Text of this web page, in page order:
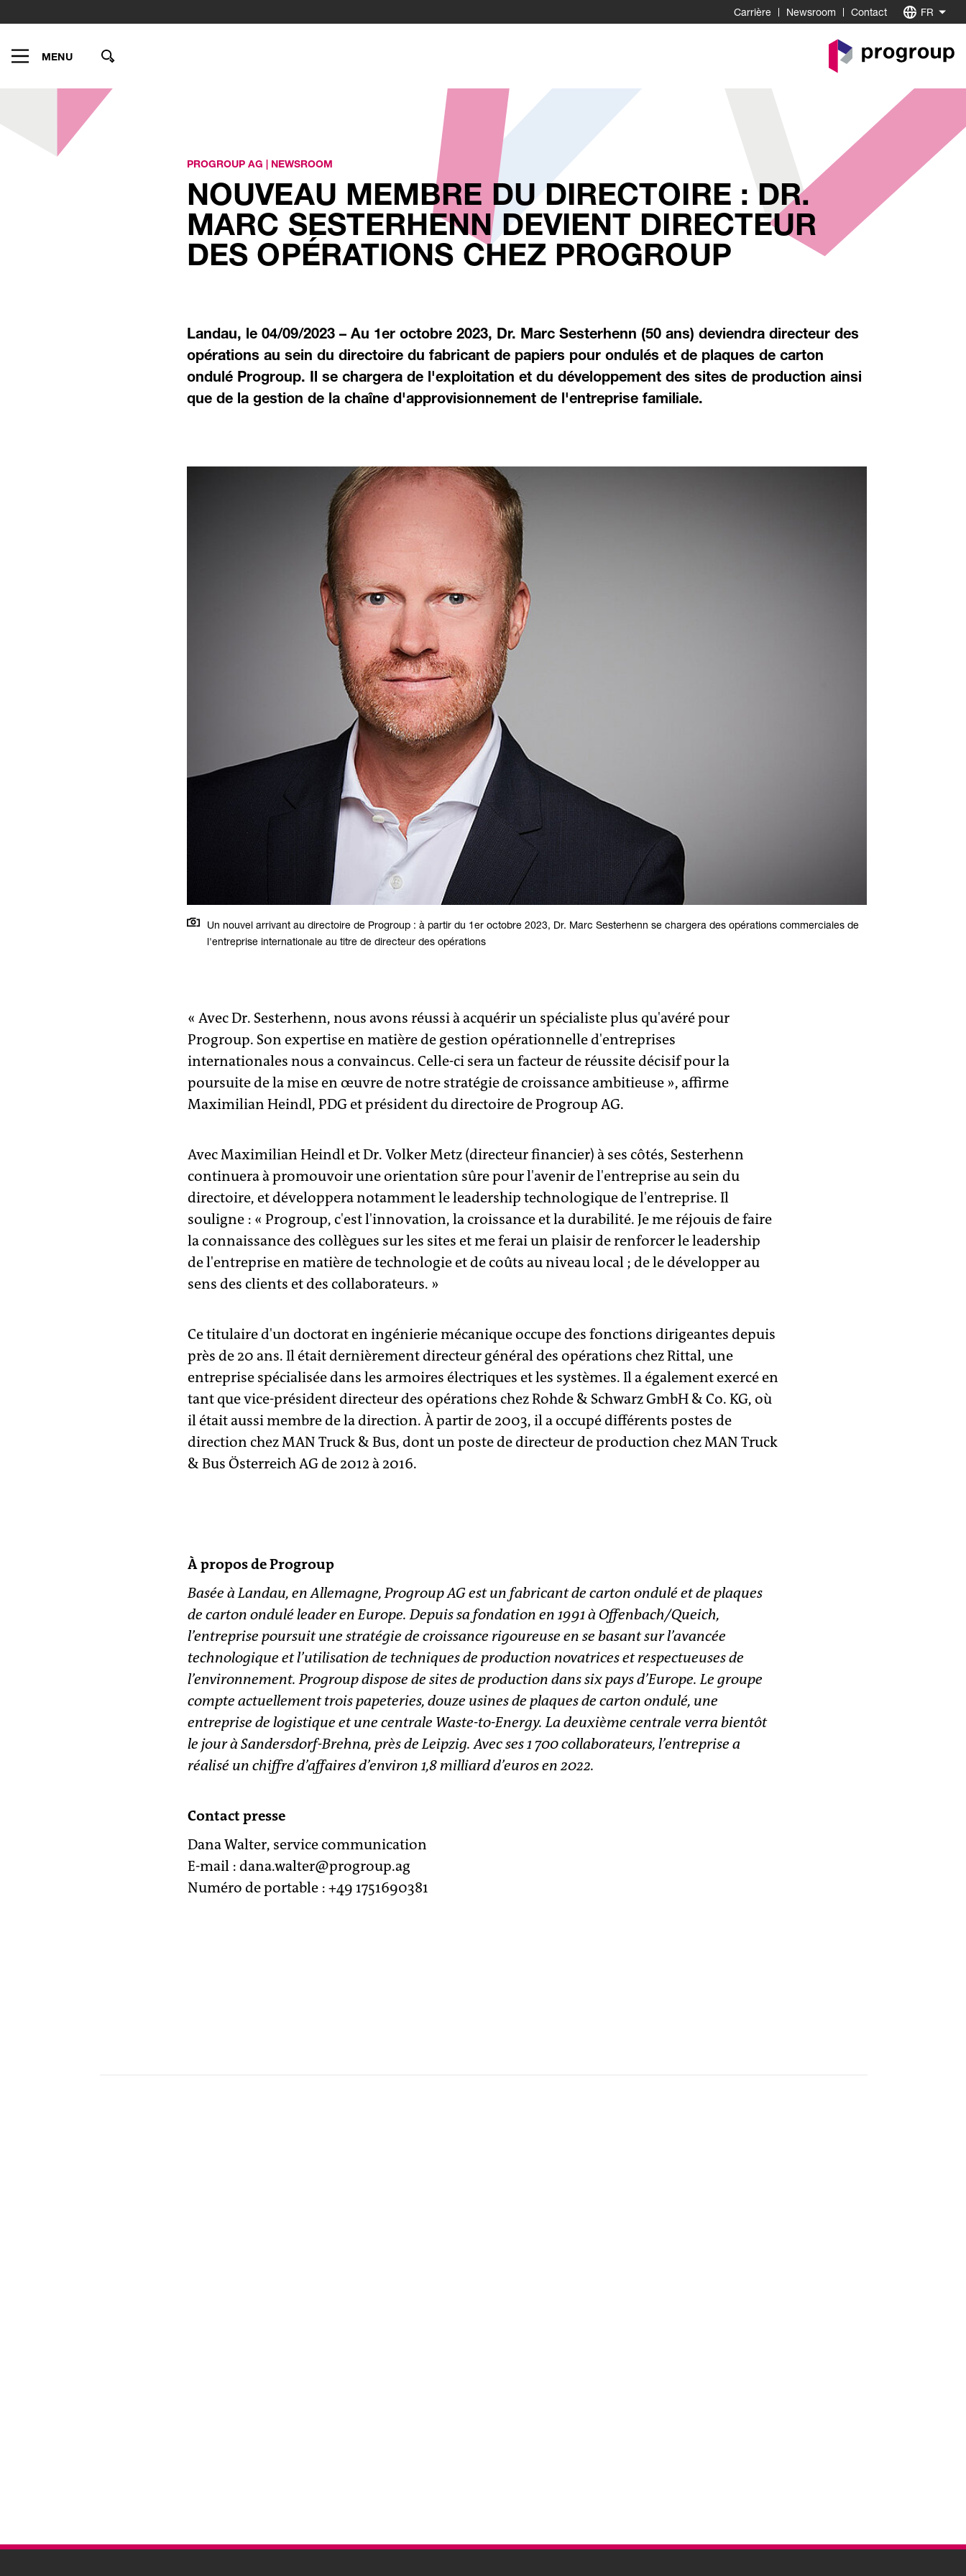
Carrière Newsroom Contact FR
MENU
to
Homepage
PROGROUP AG | NEWSROOM
NOUVEAU MEMBRE DU DIRECTOIRE : DR.
MARC SESTERHENN DEVIENT DIRECTEUR
DES OPÉRATIONS CHEZ PROGROUP
Landau, le 04/09/2023 – Au 1er octobre 2023, Dr. Marc Sesterhenn (50 ans) deviendra directeur des
opérations au sein du directoire du fabricant de papiers pour ondulés et de plaques de carton
ondulé Progroup. Il se chargera de l'exploitation et du développement des sites de production ainsi
que de la gestion de la chaîne d'approvisionnement de l'entreprise familiale.
Un nouvel arrivant au directoire de Progroup : à partir du 1er octobre 2023, Dr. Marc Sesterhenn se chargera des opérations commerciales de
l'entreprise internationale au titre de directeur des opérations
« Avec Dr. Sesterhenn, nous avons réussi à acquérir un spécialiste plus qu'avéré pour
Progroup. Son expertise en matière de gestion opérationnelle d'entreprises
internationales nous a convaincus. Celle-ci sera un facteur de réussite décisif pour la
poursuite de la mise en œuvre de notre stratégie de croissance ambitieuse », affirme
Maximilian Heindl, PDG et président du directoire de Progroup AG.
Avec Maximilian Heindl et Dr. Volker Metz (directeur financier) à ses côtés, Sesterhenn
continuera à promouvoir une orientation sûre pour l'avenir de l'entreprise au sein du
directoire, et développera notamment le leadership technologique de l'entreprise. Il
souligne : « Progroup, c'est l'innovation, la croissance et la durabilité. Je me réjouis de faire
la connaissance des collègues sur les sites et me ferai un plaisir de renforcer le leadership
de l'entreprise en matière de technologie et de coûts au niveau local ; de le développer au
sens des clients et des collaborateurs. »
Ce titulaire d'un doctorat en ingénierie mécanique occupe des fonctions dirigeantes depuis
près de 20 ans. Il était dernièrement directeur général des opérations chez Rittal, une
entreprise spécialisée dans les armoires électriques et les systèmes. Il a également exercé en
tant que vice-président directeur des opérations chez Rohde & Schwarz GmbH & Co. KG, où
il était aussi membre de la direction. À partir de 2003, il a occupé différents postes de
direction chez MAN Truck & Bus, dont un poste de directeur de production chez MAN Truck
& Bus Österreich AG de 2012 à 2016.
À propos de Progroup
Basée à Landau, en Allemagne, Progroup AG est un fabricant de carton ondulé et de plaques
de carton ondulé leader en Europe. Depuis sa fondation en 1991 à Offenbach/Queich,
l’entreprise poursuit une stratégie de croissance rigoureuse en se basant sur l’avancée
technologique et l’utilisation de techniques de production novatrices et respectueuses de
l’environnement. Progroup dispose de sites de production dans six pays d’Europe. Le groupe
compte actuellement trois papeteries, douze usines de plaques de carton ondulé, une
entreprise de logistique et une centrale Waste-to-Energy. La deuxième centrale verra bientôt
le jour à Sandersdorf-Brehna, près de Leipzig. Avec ses 1 700 collaborateurs, l’entreprise a
réalisé un chiffre d’affaires d’environ 1,8 milliard d’euros en 2022.
Contact presse
Dana Walter, service communication
E-mail : dana.walter@progroup.ag
Numéro de portable : +49 1751690381